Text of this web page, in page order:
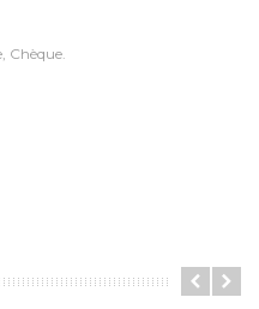
Chèque.